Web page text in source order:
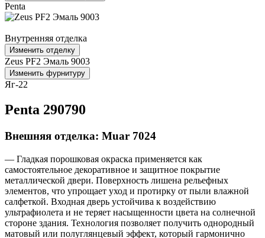
Penta
Внутренняя отделка
Изменить отделку
Zeus PF2 Эмаль 9003
Изменить фурнитуру
Яг-22
Penta 290790
Внешняя отделка: Muar 7024
— Гладкая порошковая окраска применяется как
самостоятельное декоративное и защитное покрытие
металлической двери. Поверхность лишена рельефных
элементов, что упрощает уход и протирку от пыли влажной
салфеткой. Входная дверь устойчива к воздействию
ультрафиолета и не теряет насыщенности цвета на солнечной
стороне здания. Технология позволяет получить однородный
матовый или полуглянцевый эффект, который гармонично